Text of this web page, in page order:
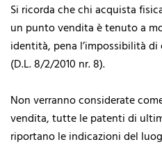
Si ricorda che chi acquista
un punto vendita è tenuto a
identità, pena l’impossibilità
(D.L. 8/2/2010 nr. 8).
Non verranno considerate
vendita, tutte le patenti di
riportano le indicazioni del